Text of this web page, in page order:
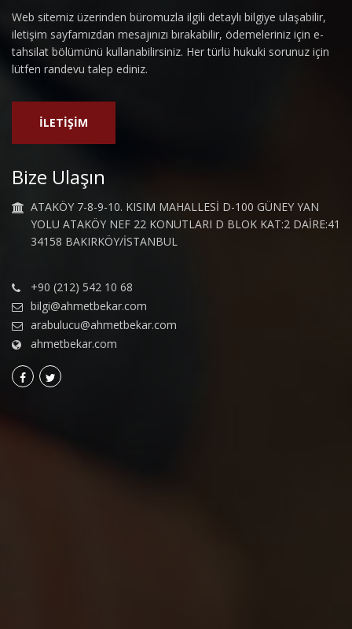
Web sitemiz üzerinden büromuzla ilgili detaylı bilgiye ulaşabilir,
iletişim sayfamızdan mesajınızı bırakabilir, ödemeleriniz için e-
tahsilat bölümünü kullanabilirsiniz. Her türlü hukuki sorunuz için
lütfen randevu talep ediniz.
İLETİŞİM
Bize Ulaşın
ATAKÖY 7-8-9-10. KISIM MAHALLESİ D-100 GÜNEY YAN
YOLU ATAKÖY NEF 22 KONUTLARI D BLOK KAT:2 DAİRE:41
34158 BAKIRKÖY/İSTANBUL
+90 (212) 542 10 68
bilgi@ahmetbekar.com
arabulucu@ahmetbekar.com
ahmetbekar.com